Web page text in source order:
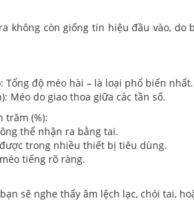
không còn giống tín hiệu đầu vào,
Tổng độ méo hài – là loại phổ biến nhất.
Méo do giao thoa giữa các tần số.
trăm (%):
thể nhận ra bằng tai.
trong nhiều thiết bị tiêu dùng.
tiếng rõ ràng.
sẽ nghe thấy âm lệch lạc, chói tai,